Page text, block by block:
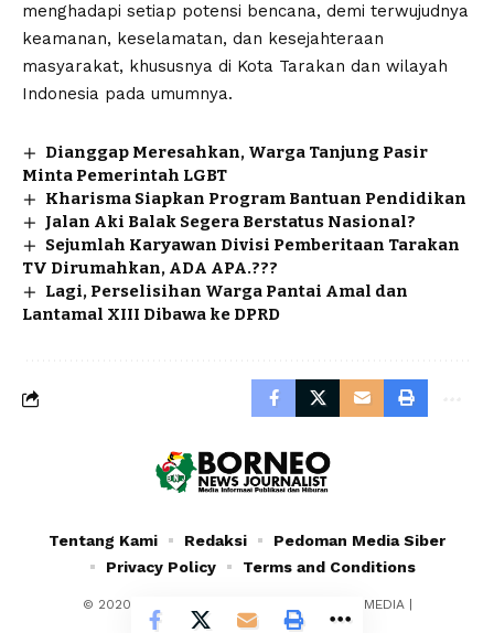
menghadapi setiap potensi bencana, demi terwujudnya
keamanan, keselamatan, dan kesejahteraan
masyarakat, khususnya di Kota Tarakan dan wilayah
Indonesia pada umumnya.
Dianggap Meresahkan, Warga Tanjung Pasir
Minta Pemerintah LGBT
Kharisma Siapkan Program Bantuan Pendidikan
Jalan Aki Balak Segera Berstatus Nasional?
Sejumlah Karyawan Divisi Pemberitaan Tarakan
TV Dirumahkan, ADA APA.???
Lagi, Perselisihan Warga Pantai Amal dan
Lantamal XIII Dibawa ke DPRD
© 2020 - 2024 - PT. YAFRAN BORNEO MULTIMEDIA |
Borneonewsjournalist.co.id
Tentang Kami Redaksi
Pedoman Media Siber
Privacy Policy
Terms and Conditions